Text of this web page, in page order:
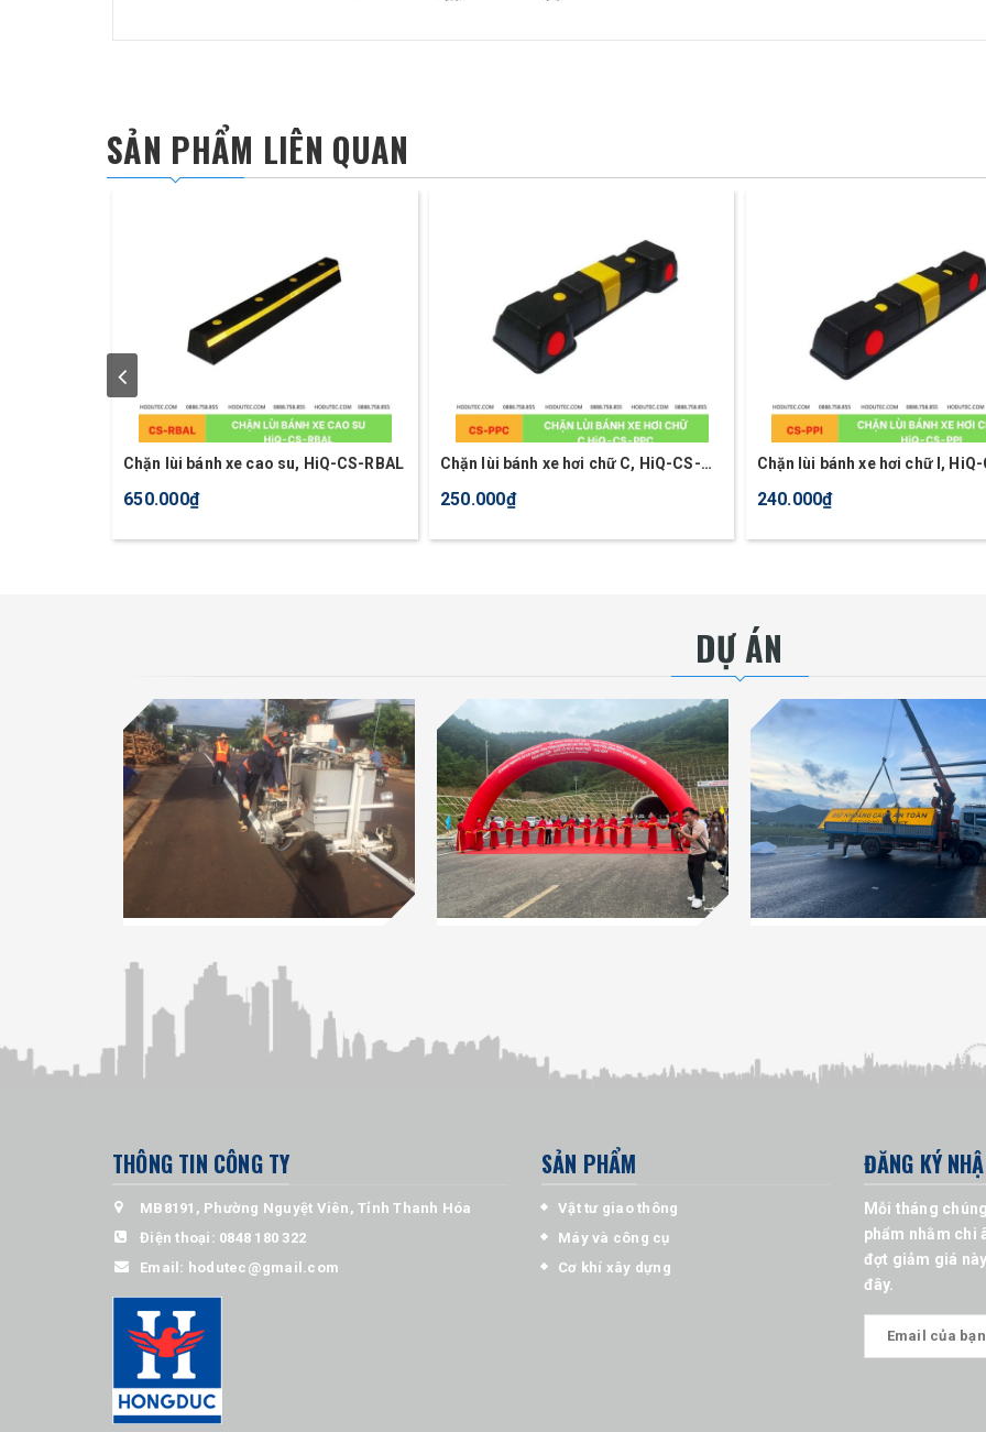
SẢN PHẨM LIÊN QUAN
Chặn lùi bánh xe cao su, HiQ-CS-RBAL
650.000₫
Chặn lùi bánh xe hơi chữ C, HiQ-CS-
250.000₫
Chặn lùi bánh xe hơi chữ I,
240.000₫
DỰ ÁN
THÔNG TIN CÔNG TY
MB8191, Phường Nguyệt Viên, Tỉnh Thanh Hóa
Điện thoại: 0848 180 322
Email: hodutec@gmail.com
SẢN PHẨM
Vật tư giao thông
Máy và công cụ
Cơ khí xây dựng
ĐĂNG KÝ
Mỗi tháng
phẩm nhằm chi
đợt giảm giá
đây.